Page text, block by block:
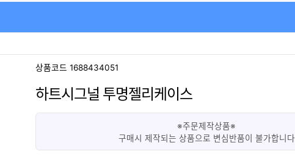
상품코드 1688434051
하트시그널 투명젤리케이스
※주문제작상품※
구매시 제작되는 상품으로 변심반품이 불가합니다